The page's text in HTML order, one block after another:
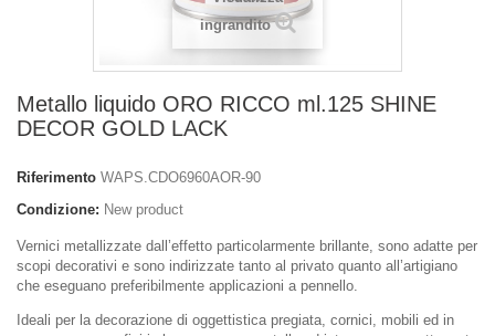
ingrandito
Metallo liquido ORO RICCO ml.125 SHINE
DECOR GOLD LACK
Riferimento WAPS.CDO6960AOR-90
Condizione: New product
Vernici metallizzate dall’effetto particolarmente brillante, sono adatte per
scopi decorativi e sono indirizzate tanto al privato quanto all’artigiano
che eseguano preferibilmente applicazioni a pennello.
Ideali per la decorazione di oggettistica pregiata, cornici, mobili ed in